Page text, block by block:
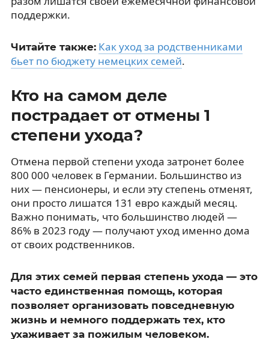
поддержки.
Читайте также: Как уход за родственниками
бьет по бюджету немецких семей.
Кто на самом деле
пострадает от отмены 1
степени ухода?
Отмена первой степени ухода затронет более
800 000 человек в Германии. Большинство из
них — пенсионеры, и если эту степень отменят,
они просто лишатся 131 евро каждый месяц.
Важно понимать, что большинство людей —
86% в 2023 году — получают уход именно дома
от своих родственников.
Для этих семей первая степень ухода — это
часто единственная помощь, которая
позволяет организовать повседневную
жизнь и немного поддержать тех, кто
ухаживает за пожилым человеком.